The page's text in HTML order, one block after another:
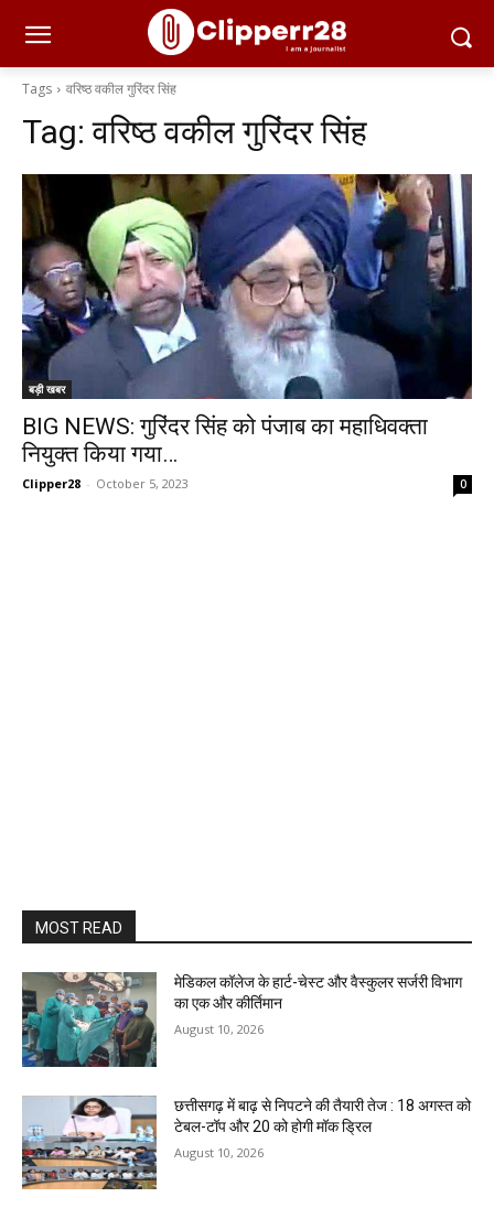
Tags वरिष्ठ वकील गुरिंदर सिंह
Tag:वरिष्ठ वकील गुरिंदर सिंह
बड़ी खबर
BIG NEWS: गुरिंदर सिंह को पंजाब का महाधिवक्ता
नियुक्त किया गया…
Clipper28 - October 5, 2023 0
MOST READ
​मेडिकल कॉलेज के हार्ट-चेस्ट और वैस्कुलर सर्जरी विभाग
का एक और कीर्तिमान
August 10, 2026
छत्तीसगढ़ में बाढ़ से निपटने की तैयारी तेज : 18 अगस्त को
टेबल-टॉप और 20 को होगी मॉक ड्रिल
August 10, 2026